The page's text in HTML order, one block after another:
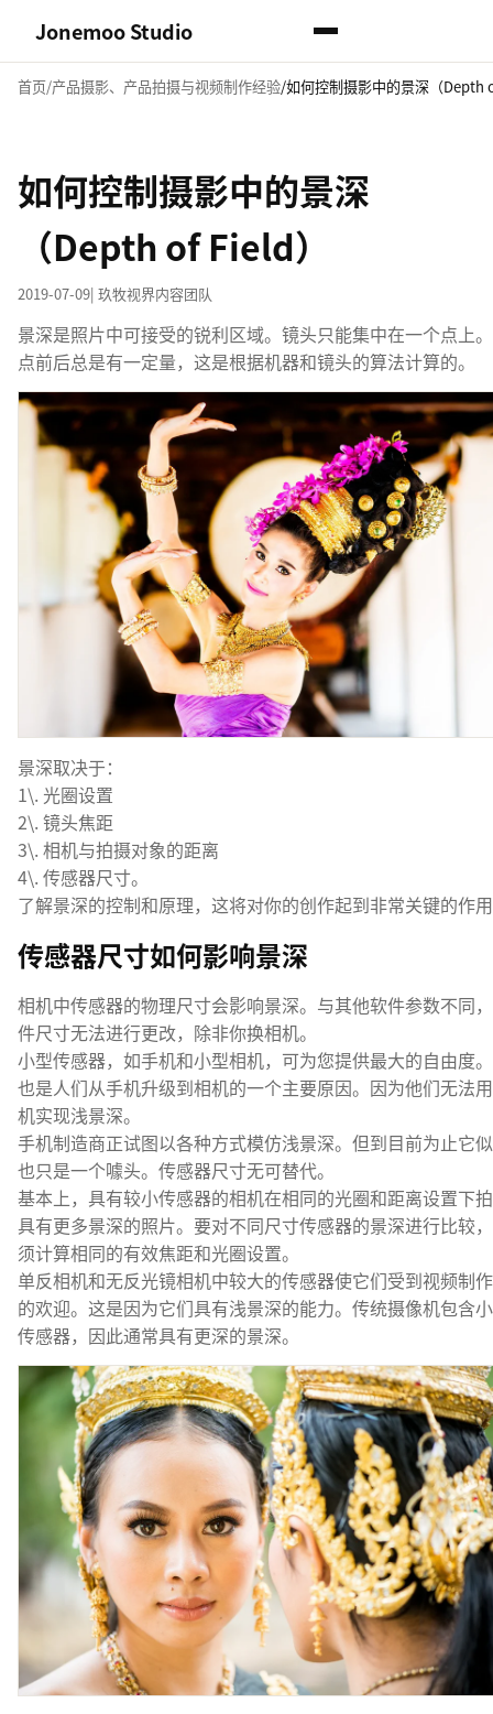
Jonemoo Studio
首页 产品摄影、产品拍摄与视频制作经验 如何控制摄影中的景深（Depth
如何控制摄影中的景深
（Depth of Field）
2019-07-09| 玖牧视界内容团队
景深是照片中可接受的锐利区域。镜头只能集中在一个点上
点前后总是有一定量，这是根据机器和镜头的算法计算的。
景深取决于：
1\. 光圈设置
2\. 镜头焦距
3\. 相机与拍摄对象的距离
4\. 传感器尺寸。
了解景深的控制和原理，这将对你的创作起到非常关键的作用
传感器尺寸如何影响景深
相机中传感器的物理尺寸会影响景深。与其他软件参数不同
件尺寸无法进行更改，除非你换相机。
小型传感器，如手机和小型相机，可为您提供最大的自由度
也是人们从手机升级到相机的一个主要原因。因为他们无法
机实现浅景深。
手机制造商正试图以各种方式模仿浅景深。但到目前为止它
也只是一个噱头。传感器尺寸无可替代。
基本上，具有较小传感器的相机在相同的光圈和距离设置下
具有更多景深的照片。要对不同尺寸传感器的景深进行比较
须计算相同的有效焦距和光圈设置。
单反相机和无反光镜相机中较大的传感器使它们受到视频制
的欢迎。这是因为它们具有浅景深的能力。传统摄像机包含
传感器，因此通常具有更深的景深。